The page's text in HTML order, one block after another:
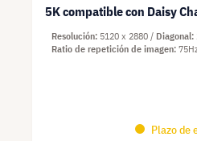
5K compatible con Daisy
Plazo de
Resolución 5120 x 2880 Diagonal
Ratio de repetición de imagen